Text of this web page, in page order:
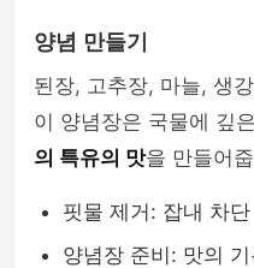
양념 만들기
된장, 고추장, 마늘, 생
이 양념장은 국물에 깊
의 특유의 맛을 만들어
핏물 제거: 잡내 차단
양념장 준비: 맛의 기